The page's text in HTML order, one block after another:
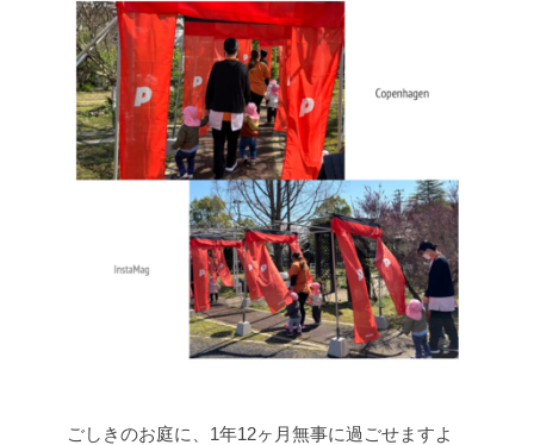
ごしきのお庭に、1年12ヶ月無事に過ごせますよ